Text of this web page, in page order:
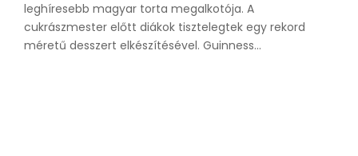
leghíresebb magyar torta megalkotója. A
cukrászmester előtt diákok tisztelegtek egy rekord
méretű desszert elkészítésével. Guinness...